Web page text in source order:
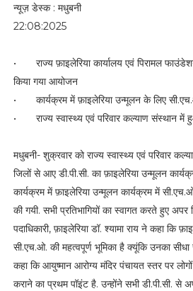
न्यूज़ डेस्क : मधुबनी
22:08:2025
•
राज्य फ़ाइलेरिया कार्यालय एवं पिरामल
किया गया आयोजन
•
कार्यक्रम में फ़ाइलेरिया उन्मूलन के लिए
•
राज्य स्वास्थ्य एवं परिवार कल्याण संस्थान
मधुबनी- शुक्रवार को राज्य स्वास्थ्य एवं परिवार
जिलों से आए डी.पी.सी. का फ़ाइलेरिया उन्मूलन
कार्यक्रम में फ़ाइलेरिया उन्मूलन कार्यक्रम में
की गयी. सभी प्रतिभागियों का स्वागत करते हुए
पदाधिकारी, फ़ाइलेरिया डॉ. श्यामा राय ने कहा कि
सी.एच.ओ. की महत्वपूर्ण भूमिका है क्यूंकि उनका सीधा
कहा कि आयुष्मान आरोग्य मंदिर पंचायत स्तर पर
कराने का प्रथम पॉइंट है. उन्होंने सभी डी.पी.सी.